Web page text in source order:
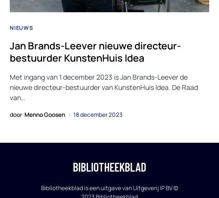
NIEUWS
Jan Brands-Leever nieuwe directeur-
bestuurder KunstenHuis Idea
Met ingang van 1 december 2023 is Jan Brands-Leever de
nieuwe directeur-bestuurder van KunstenHuis Idea. De Raad
van…
door Menno Goosen 18 december 2023
BIBLIOTHEEKBLAD
Bibliotheekblad is een uitgave van Uitgeverij IP BV ©